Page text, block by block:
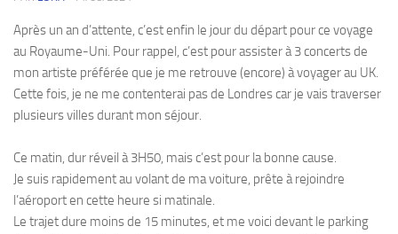
Après un an d’attente, c’est enfin le jour du départ pour ce voyage
au Royaume-Uni. Pour rappel, c’est pour assister à 3 concerts de
mon artiste préférée que je me retrouve (encore) à voyager au UK.
Cette fois, je ne me contenterai pas de Londres car je vais traverser
plusieurs villes durant mon séjour.
Ce matin, dur réveil à 3H50, mais c’est pour la bonne cause.
Je suis rapidement au volant de ma voiture, prête à rejoindre
l’aéroport en cette heure si matinale.
Le trajet dure moins de 15 minutes, et me voici devant le parking